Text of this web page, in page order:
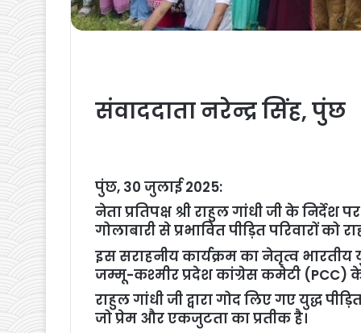
संवाददाता नरेन्द्र सिंह, पुंछ
पुंछ, 30 जुलाई 2025:
नेता प्रतिपक्ष श्री राहुल गांधी जी के
गोलाबारी से प्रभावित पीड़ित परिवारों को
इस सराहनीय कार्यक्रम का नेतृत्व भारतीय
जम्मू-कश्मीर प्रदेश कांग्रेस कमेटी (PCC) के
राहुल गांधी जी द्वारा गोद लिए गए युद्ध
जो प्रेम और एकजुटता का प्रतीक है।